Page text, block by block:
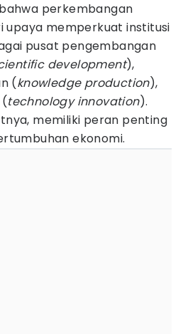
perkembangan
upaya memperkuat institusi
pusat pengembangan
development),
(knowledge production),
technology innovation).
memiliki peran penting
ekonomi.